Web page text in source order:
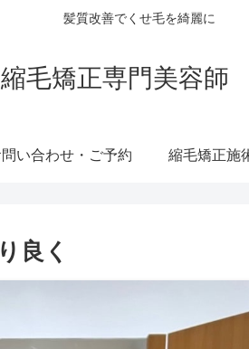
髪質改善でくせ毛を綺麗に
縮毛矯正専門美容
問い合わせ・ご予約 縮毛矯正施
良く